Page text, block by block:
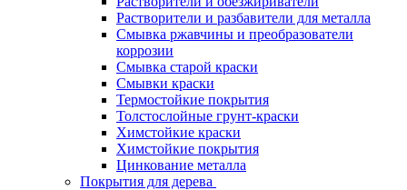
Растворители и разбавители для металла
Смывка ржавчины и преобразователи
коррозии
Смывка старой краски
Смывки краски
Термостойкие покрытия
Толстослойные грунт-краски
Химстойкие краски
Химстойкие покрытия
Цинкование металла
Покрытия для дерева